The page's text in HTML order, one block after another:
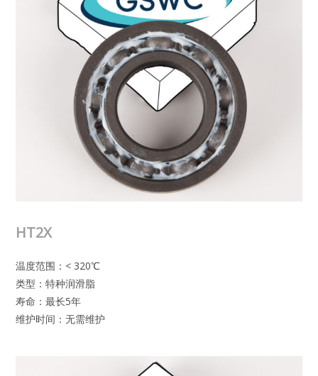
HT2X
温度范围：< 320℃
类型：特种润滑脂
寿命：最长5年
维护时间：无需维护